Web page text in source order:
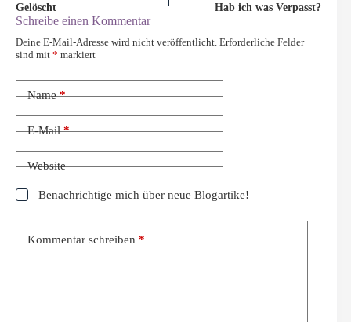
Gelöscht Hab ich was Verpasst?
Schreibe einen Kommentar
Deine E-Mail-Adresse wird nicht veröffentlicht. Erforderliche Felder
sind mit * markiert
Name*
E-Mail*
Website
Benachrichtige mich über neue Blogartike!
Kommentar schreiben *